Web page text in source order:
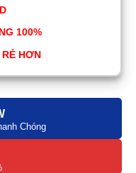
100%
HƠN
Chóng